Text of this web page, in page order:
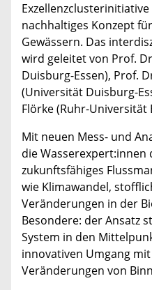
Exzellenzclusterinitiative
nachhaltiges Konzept
Gewässern. Das
wird geleitet von Prof.
Duisburg-Essen), Prof.
(Universität Duisburg-
Flörke (Ruhr-Universität
Mit neuen Mess- und
die Wasserexpert:innen
zukunftsfähiges
wie Klimawandel,
Veränderungen in der
Besondere: der Ansatz
System in den
innovativen Umgang
Veränderungen von